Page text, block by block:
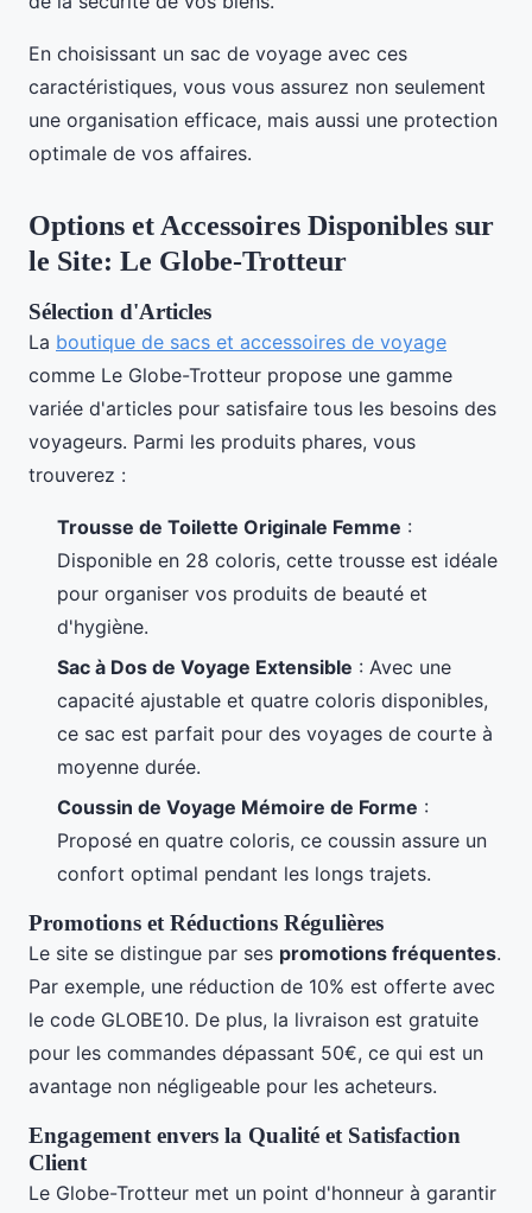
En choisissant un sac de voyage avec ces
caractéristiques, vous vous assurez non seulement
une organisation efficace, mais aussi une protection
optimale de vos affaires.
Options et Accessoires Disponibles sur
le Site: Le Globe-Trotteur
Sélection d'Articles
La boutique de sacs et accessoires de voyage
comme Le Globe-Trotteur propose une gamme
variée d'articles pour satisfaire tous les besoins des
voyageurs. Parmi les produits phares, vous
trouverez :
Trousse de Toilette Originale Femme :
Disponible en 28 coloris, cette trousse est idéale
pour organiser vos produits de beauté et
d'hygiène.
Sac à Dos de Voyage Extensible : Avec une
capacité ajustable et quatre coloris disponibles,
ce sac est parfait pour des voyages de courte à
moyenne durée.
Coussin de Voyage Mémoire de Forme :
Proposé en quatre coloris, ce coussin assure un
confort optimal pendant les longs trajets.
Promotions et Réductions Régulières
Le site se distingue par ses promotions fréquentes.
Par exemple, une réduction de 10% est offerte avec
le code GLOBE10. De plus, la livraison est gratuite
pour les commandes dépassant 50€, ce qui est un
avantage non négligeable pour les acheteurs.
Engagement envers la Qualité et Satisfaction
Client
Le Globe-Trotteur met un point d'honneur à garantir